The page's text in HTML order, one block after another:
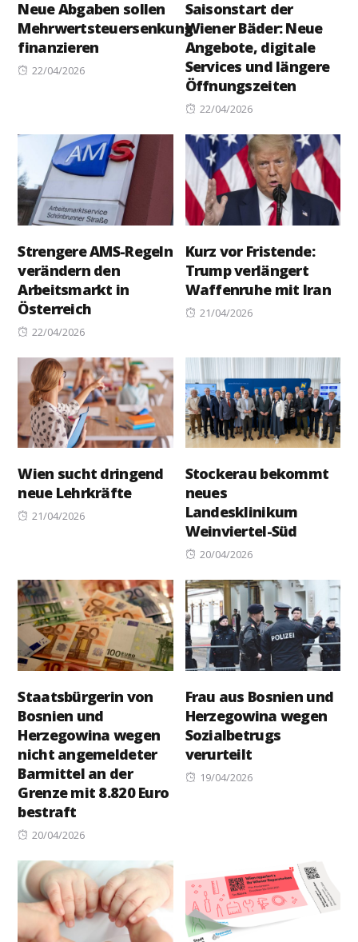
Neue Abgaben sollen
Mehrwertsteuersenkung
finanzieren
Posted
22/04/2026
Saisonstart der
Wiener Bäder: Neue
Angebote, digitale
Services und längere
Öffnungszeiten
Posted
22/04/2026
Strengere AMS-Regeln
verändern den
Arbeitsmarkt in
Österreich
Posted
22/04/2026
Kurz vor Fristende:
Trump verlängert
Waffenruhe mit Iran
Posted
21/04/2026
Wien sucht dringend
neue Lehrkräfte
Posted
21/04/2026
Stockerau bekommt
neues
Landesklinikum
Weinviertel-Süd
Posted
20/04/2026
Staatsbürgerin von
Bosnien und
Herzegowina wegen
nicht angemeldeter
Barmittel an der
Grenze mit 8.820 Euro
bestraft
Posted
20/04/2026
Frau aus Bosnien und
Herzegowina wegen
Sozialbetrugs
verurteilt
Posted
19/04/2026